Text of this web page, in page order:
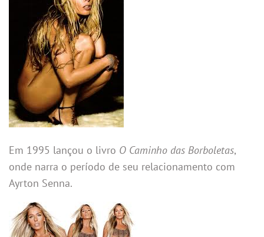
Em 1995 lançou o livro O Caminho das Borboletas,
onde narra o período de seu relacionamento com
Ayrton Senna.